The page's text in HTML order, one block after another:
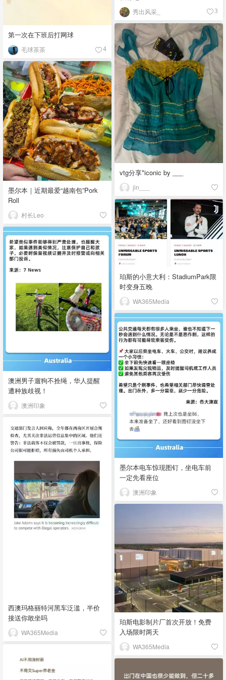
秀出风采_ 3
第一次在下班后打网球
毛球茶茶 4
vtg分享*iconic by ___
jin___
墨尔本｜近期最爱“越南包”Pork
Roll
村长Leo
珀斯的小意大利：StadiumPark限
时变身五晚
WA365Media
澳洲男子遛狗不拴绳，华人提醒
遭种族歧视！
澳洲印象
墨尔本电车惊现图钉，坐电车前
一定先看座位
澳洲印象
西澳玛格丽特河黑车泛滥，半价
接送你敢坐吗
WA365Media
珀斯电影制片厂首次开放！免费
入场限时两天
WA365Media